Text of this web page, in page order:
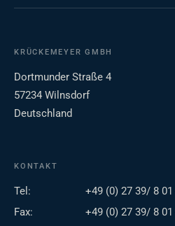
KRÜCKEMEYER GMBH
Dortmunder Straße 4
57234 Wilnsdorf
Deutschland
KONTAKT
Tel:
+49 (0) 27 39/ 8 01
Fax:
+49 (0) 27 39/ 8 01